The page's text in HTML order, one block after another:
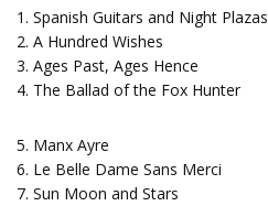
1. Spanish Guitars and Night Plazas
2. A Hundred Wishes
3. Ages Past, Ages Hence
4. The Ballad of the Fox Hunter
5. Manx Ayre
6. Le Belle Dame Sans Merci
7. Sun Moon and Stars